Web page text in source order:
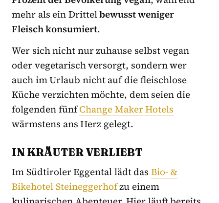
mehr als ein Drittelbewusst weniger
Fleisch konsumiert.
Wer sich nicht nur zuhause selbst vegan
oder vegetarisch versorgt, sondern wer
auch im Urlaub nicht auf die fleischlose
Küche verzichten möchte, dem seien die
folgenden fünfChange Maker Hotels
wärmstens ans Herz gelegt.
IN KRÄUTER VERLIEBT
Im Südtiroler Eggental lädt dasBio- &
Bikehotel Steineggerhofzu einem